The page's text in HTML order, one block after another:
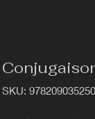
SKU: